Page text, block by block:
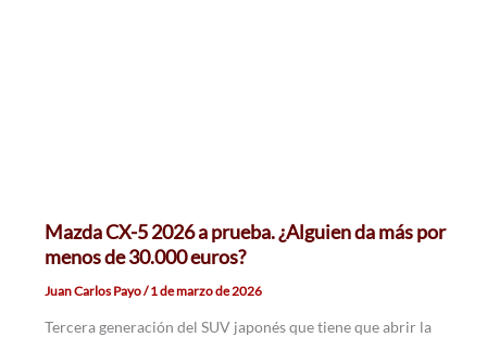
Mazda CX-5 2026 a prueba. ¿Alguien da más por
menos de 30.000 euros?
Juan Carlos Payo/1 de marzo de 2026
Tercera generación del SUV japonés que tiene que abrir la